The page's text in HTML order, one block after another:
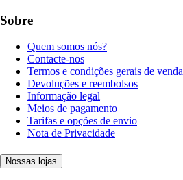
Sobre
Quem somos nós?
Contacte-nos
Termos e condições gerais de venda
Devoluções e reembolsos
Informação legal
Meios de pagamento
Tarifas e opções de envio
Nota de Privacidade
Nossas lojas